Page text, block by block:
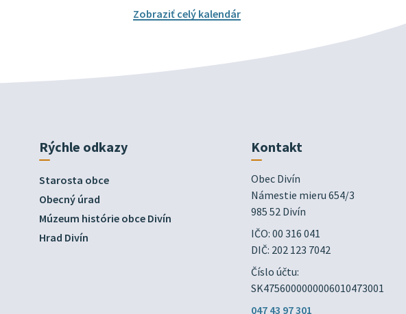
Zobraziť celý kalendár
Rýchle odkazy
Starosta obce
Obecný úrad
Múzeum histórie obce Divín
Hrad Divín
Kontakt
Obec Divín
Námestie mieru 654/3
985 52 Divín
IČO: 00 316 041
DIČ: 202 123 7042
Číslo účtu:
SK4756000000006010473001
047 43 97 301